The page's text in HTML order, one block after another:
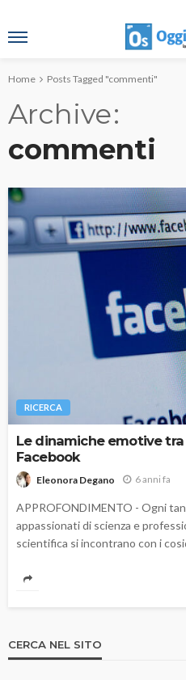
Home Posts Tagged "commenti"
Archive
commenti
RICERCA
Le dinamiche emotive
Facebook
Eleonora Degano 6 anni fa
APPROFONDIMENTO - Ogni
appassionati di scienza e
scientifica si incontrano con i
CERCA NEL SITO